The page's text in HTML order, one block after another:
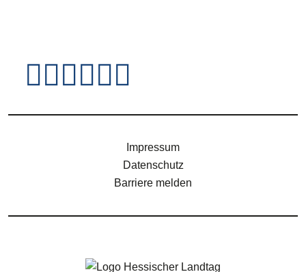
Fußzeile -
Impressum
Datenschutz
Barriere melden